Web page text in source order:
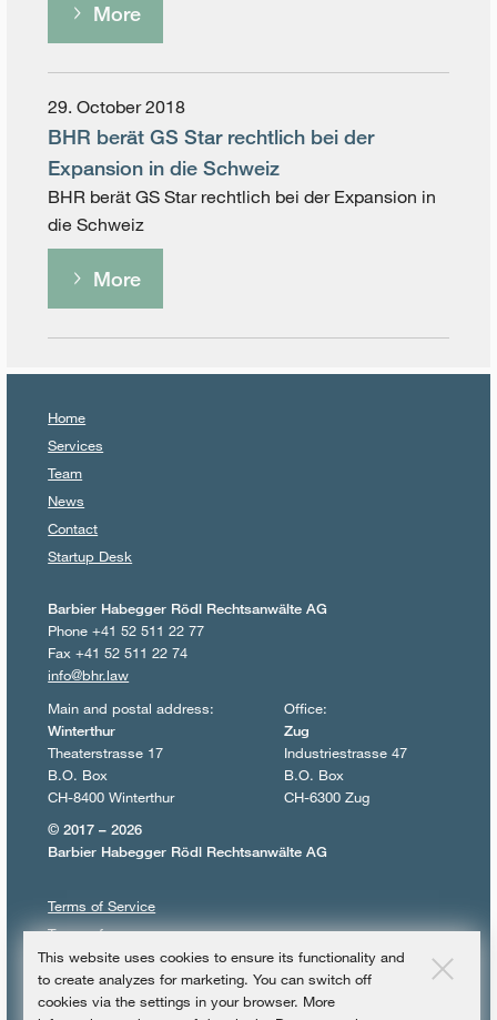
More
29. October 2018
BHR berät GS Star rechtlich bei der
Expansion in die Schweiz
BHR berät GS Star rechtlich bei der Expansion in
die Schweiz
More
Home
Services
Team
News
Contact
Startup Desk
Barbier Habegger Rödl Rechtsanwälte AG
Phone +41 52 511 22 77
Fax +41 52 511 22 74
info@bhr.law
Main and postal address:
Winterthur
Theaterstrasse 17
B.O. Box
CH-8400 Winterthur
Office:
Zug
Industriestrasse 47
B.O. Box
CH-6300 Zug
© 2017 – 2026
Barbier Habegger Rödl Rechtsanwälte AG
Terms of Service
Terms of use
Privacy policy
Imprint
This website uses cookies to ensure its functionality and
to create analyzes for marketing. You can switch off
cookies via the settings in your browser. More